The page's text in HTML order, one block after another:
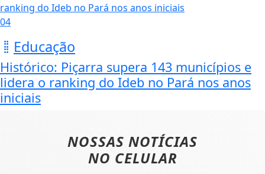
04
Educação
Histórico: Piçarra supera 143 municípios e
lidera o ranking do Ideb no Pará nos anos
iniciais
NOSSAS NOTÍCIAS
NO CELULAR